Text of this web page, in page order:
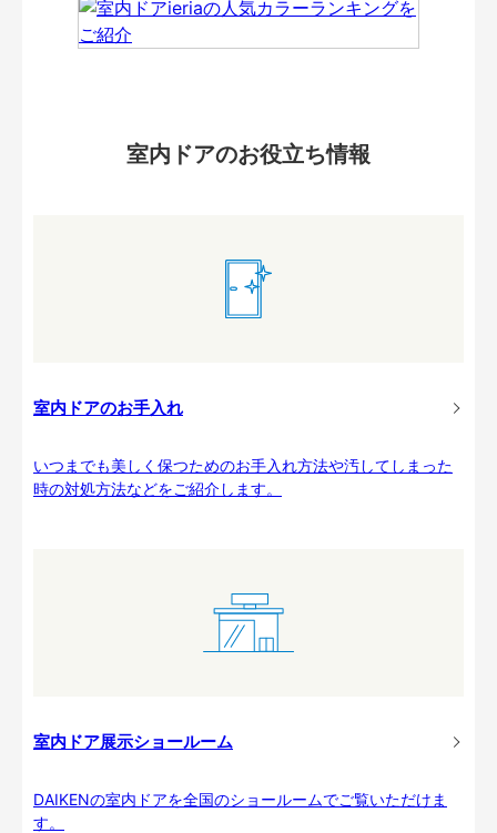
室内ドアのお役立ち情報
室内ドアのお手入れ
いつまでも美しく保つためのお手入れ方法や汚してしまった
時の対処方法などをご紹介します。
室内ドア展示ショールーム
DAIKENの室内ドアを全国のショールームでご覧いただけま
す。